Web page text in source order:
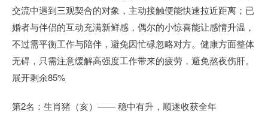
交流中遇到三观契合的对象，主动接触便能快速拉近距离；已
婚者与伴侣的互动充满新鲜感，偶尔的小惊喜能让感情升温，
不过需平衡工作与陪伴，避免因忙碌忽略对方。健康方面整体
无碍，只需注意缓解高强度工作带来的疲劳，避免熬夜伤肝。
展开剩余85%
第2名：生肖猪（亥）—— 稳中有升，顺遂收获全年